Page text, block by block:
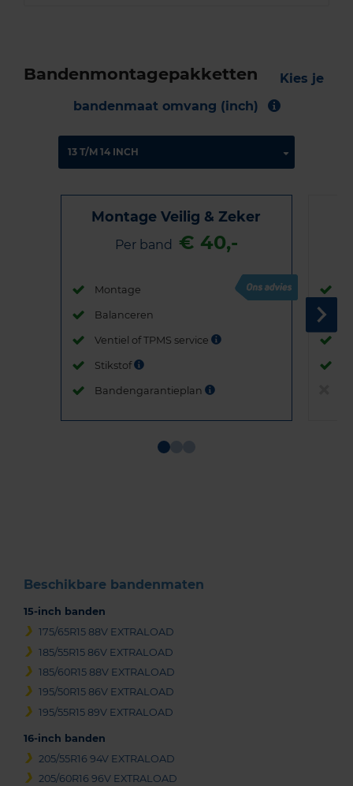
Bandenmontagepakketten
Kies je
bandenmaat omvang (inch)
Montage Veilig & Zeker
Per band € 40,-
Montage
Balanceren
Ventiel of TPMS service
Stikstof
Bandengarantieplan
Beschikbare bandenmaten
15-inch banden
175/65R15 88V EXTRALOAD
185/55R15 86V EXTRALOAD
185/60R15 88V EXTRALOAD
195/50R15 86V EXTRALOAD
195/55R15 89V EXTRALOAD
16-inch banden
205/55R16 94V EXTRALOAD
205/60R16 96V EXTRALOAD